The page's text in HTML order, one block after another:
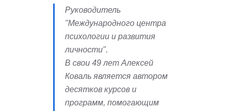
Руководитель
"Международного центра
психологии и развития
личности".
В свои 49 лет Алексей
Коваль является автором
десятков курсов и
программ, помогающим